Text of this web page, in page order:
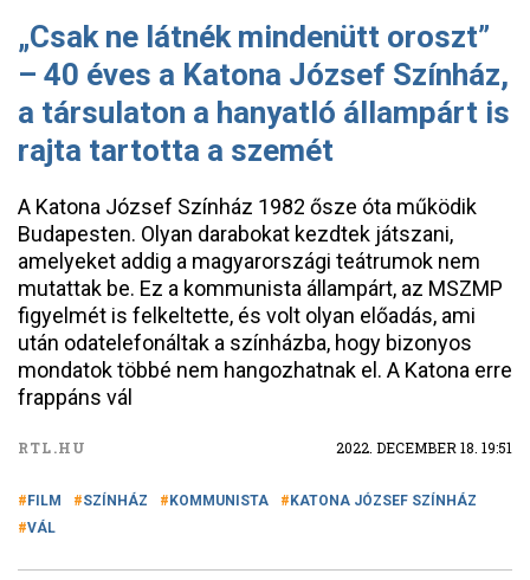
„Csak ne látnék mindenütt oroszt”
– 40 éves a Katona József Színház,
a társulaton a hanyatló állampárt is
rajta tartotta a szemét
A Katona József Színház 1982 ősze óta működik
Budapesten. Olyan darabokat kezdtek játszani,
amelyeket addig a magyarországi teátrumok nem
mutattak be. Ez a kommunista állampárt, az MSZMP
figyelmét is felkeltette, és volt olyan előadás, ami
után odatelefonáltak a színházba, hogy bizonyos
mondatok többé nem hangozhatnak el. A Katona erre
frappáns vál
RTL.HU 2022. DECEMBER 18. 19:51
FILM SZÍNHÁZ KOMMUNISTA
KATONA JÓZSEF SZÍNHÁZ
VÁL